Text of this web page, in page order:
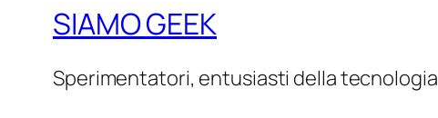
SIAMO GEEK
Sperimentatori, entusiasti della tecnologia